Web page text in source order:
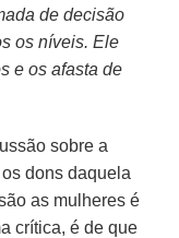
de decisão
os níveis. Ele
e os afasta de
sobre a
dons daquela
as mulheres é
crítica, é de que